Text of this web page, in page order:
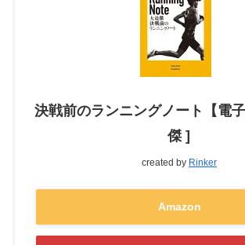
決戦前のランニングノート【電
傑 ]
created by Rinker
Amazon